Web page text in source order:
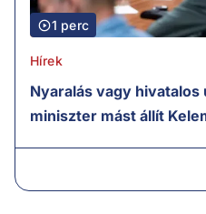
1 perc
Hírek
Nyaralás vagy hivatalos
miniszter mást állít